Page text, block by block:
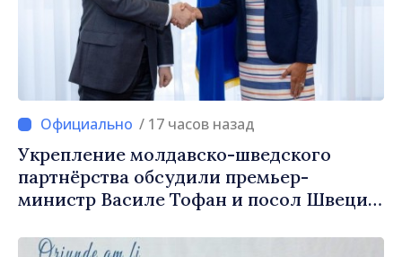
/ 17 часов назад
Укрепление молдавско-шведского
партнёрства обсудили премьер-
министр Василе Тофан и посол Швеции